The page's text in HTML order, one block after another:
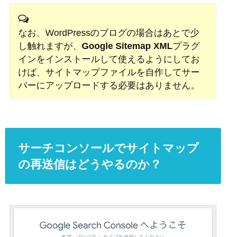
なお、WordPressのブログの場合はあとで少
し触れますが、Google Sitemap XMLプラグ
インをインストールして使えるようにしてお
けば、サイトマップファイルを自作してサー
バーにアップロードする必要はありません。
サーチコンソールでサイトマップ
の再送信はどうやるのか？